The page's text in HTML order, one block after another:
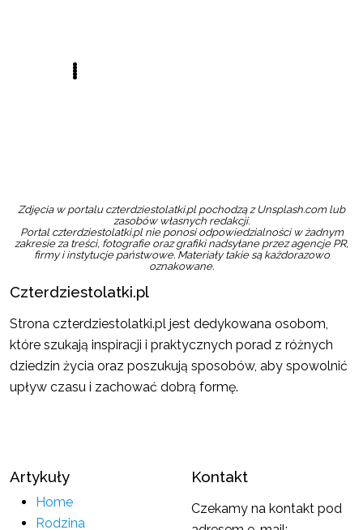
Zdjęcia w portalu czterdziestolatki.pl pochodzą z Unsplash.com lub
zasobów własnych redakcji.
Portal czterdziestolatki.pl nie ponosi odpowiedzialności w żadnym
zakresie za treści, fotografie oraz grafiki nadsyłane przez agencje PR,
firmy i instytucje państwowe. Materiały takie są każdorazowo
oznakowane.
Czterdziestolatki.pl
Strona czterdziestolatki.pl jest dedykowana osobom,
które szukają inspiracji i praktycznych porad z różnych
dziedzin życia oraz poszukują sposobów, aby spowolnić
upływ czasu i zachować dobrą formę.
Artykuły
Home
Rodzina
Kontakt
Czekamy na kontakt pod